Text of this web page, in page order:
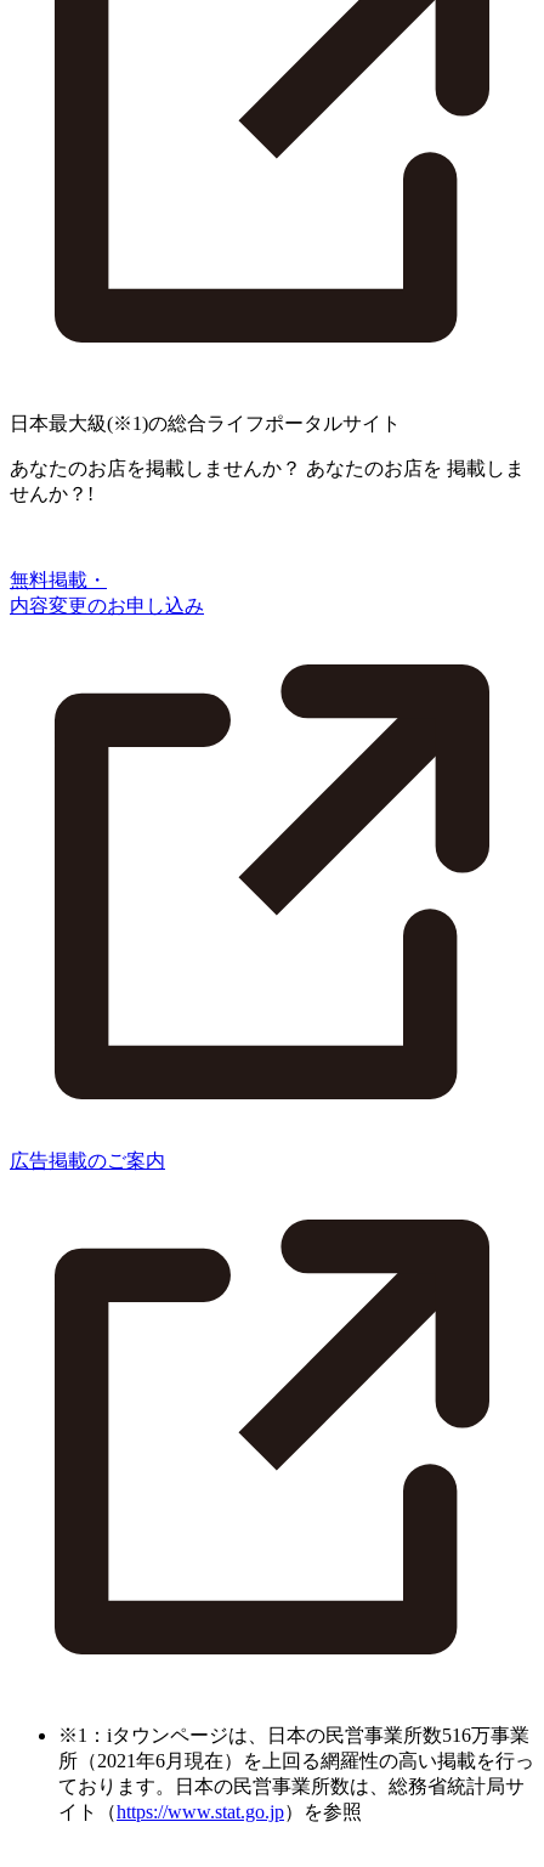
日本最大級(※1)の総合ライフポータルサイト
あなたのお店を掲載しませんか？ あなたのお店を 掲載しま
せんか？!
無料掲載・
内容変更のお申し込み
広告掲載のご案内
※1：iタウンページは、日本の民営事業所数516万事業
所（2021年6月現在）を上回る網羅性の高い掲載を行っ
ております。日本の民営事業所数は、総務省統計局サ
イト（https://www.stat.go.jp）を参照